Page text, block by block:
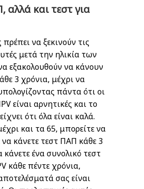
αλλά και τεστ για
πρέπει να ξεκινούν τις
μετά την ηλικία των
εξακολουθούν να κάνουν
3 χρόνια, μέχρι να
πάντα ότι οι
είναι αρνητικές και το
ότι όλα είναι καλά.
και τα 65, μπορείτε να
να κάνετε τεστ ΠΑΠ κάθε 3
κάνετε ένα συνολικό τεστ
κάθε πέντε χρόνια,
σας είναι